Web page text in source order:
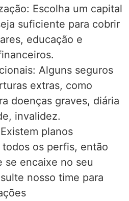
Escolha um capital
suficiente para cobrir
educação e
Alguns seguros
extras, como
doenças graves, diária
invalidez.
planos
todos os perfis, então
se encaixe no seu
nosso time para